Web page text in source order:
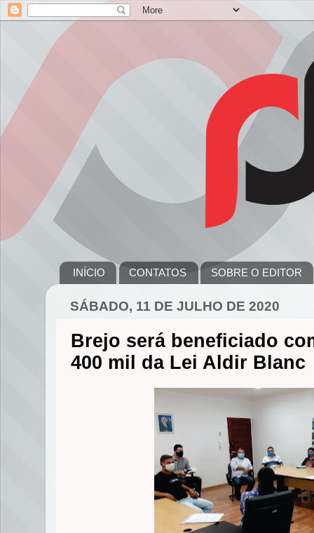
INÍCIO CONTATOS SOBRE O EDITOR
SÁBADO, 11 DE JULHO DE 2020
Brejo será beneficiado
400 mil da Lei Aldir Blanc